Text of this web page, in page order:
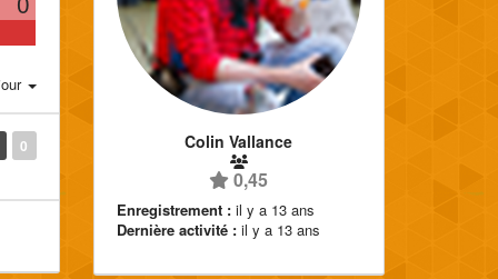
0 Colin Vallance
0,45
Enregistrement : il y a 13 ans
Dernière activité : il y a 13 ans